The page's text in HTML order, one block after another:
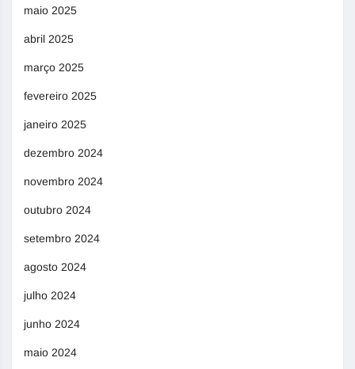
maio 2025
abril 2025
março 2025
fevereiro 2025
janeiro 2025
dezembro 2024
novembro 2024
outubro 2024
setembro 2024
agosto 2024
julho 2024
junho 2024
maio 2024